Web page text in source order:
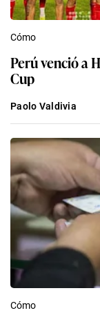
Cómo
Perú venció a
Cup
Paolo Valdivia
Cómo